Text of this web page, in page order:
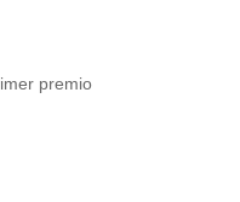
premio